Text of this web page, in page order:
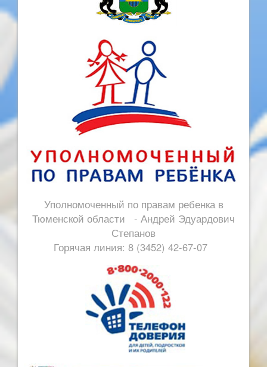
Уполномоченный по правам ребенка в
Тюменской области - Андрей Эдуардович
Степанов
Горячая линия: 8 (3452) 42-67-07